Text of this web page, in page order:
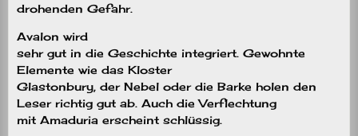
drohenden Gefahr.
Avalon wird
sehr gut in die Geschichte integriert. Gewohnte
Elemente wie das Kloster
Glastonbury, der Nebel oder die Barke holen den
Leser richtig gut ab. Auch die Verflechtung
mit Amaduria erscheint schlüssig.